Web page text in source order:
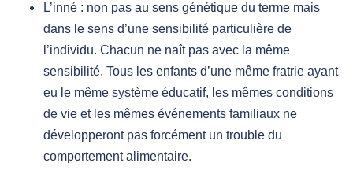
L’inné : non pas au sens génétique du terme mais
dans le sens d’une sensibilité particulière de
l’individu. Chacun ne naît pas avec la même
sensibilité. Tous les enfants d’une même fratrie ayant
eu le même système éducatif, les mêmes conditions
de vie et les mêmes événements familiaux ne
développeront pas forcément un trouble du
comportement alimentaire.